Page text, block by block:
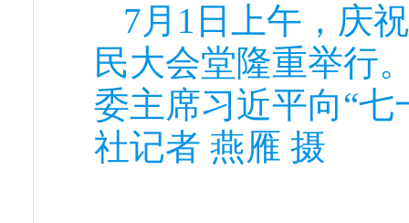
7月1日上午，庆
民大会堂隆重举行
委主席习近平向“
社记者 燕雁 摄